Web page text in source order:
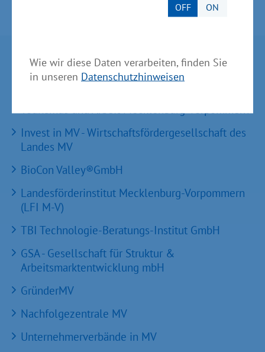
OFF ON
Wie wir diese Daten verarbeiten, finden Sie
in unseren Datenschutzhinweisen
Partner im Land
Tourismus und Arbeit Mecklenburg-Vorpommern
Invest in MV - Wirtschaftsfördergesellschaft des
Landes MV
BioCon Valley®GmbH
Landesförderinstitut Mecklenburg-Vorpommern
(LFI M-V)
TBI Technologie-Beratungs-Institut GmbH
GSA - Gesellschaft für Struktur &
Arbeitsmarktentwicklung mbH
GründerMV
Nachfolgezentrale MV
Unternehmerverbände in MV